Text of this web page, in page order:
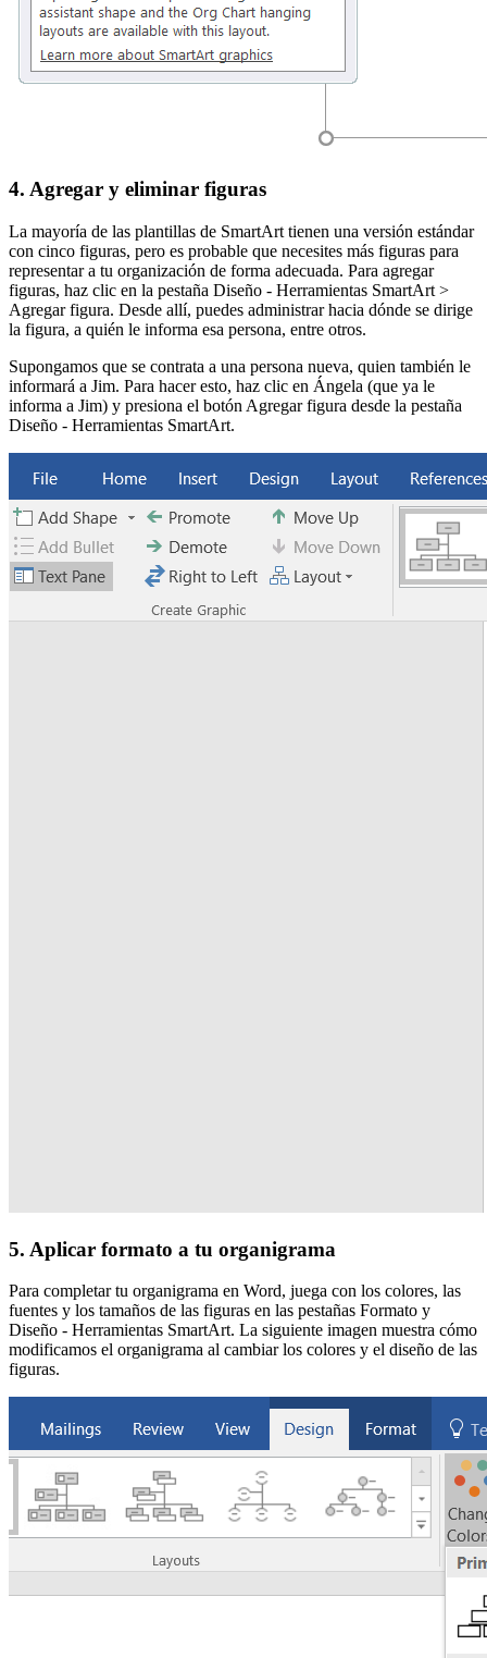
4. Agregar y eliminar figuras
La mayoría de las plantillas de SmartArt tienen una versión estándar
con cinco figuras, pero es probable que necesites más figuras para
representar a tu organización de forma adecuada. Para agregar
figuras, haz clic en la pestaña Diseño - Herramientas SmartArt >
Agregar figura. Desde allí, puedes administrar hacia dónde se dirige
la figura, a quién le informa esa persona, entre otros.
Supongamos que se contrata a una persona nueva, quien también le
informará a Jim. Para hacer esto, haz clic en Ángela (que ya le
informa a Jim) y presiona el botón Agregar figura desde la pestaña
Diseño - Herramientas SmartArt.
5. Aplicar formato a tu organigrama
Para completar tu organigrama en Word, juega con los colores, las
fuentes y los tamaños de las figuras en las pestañas Formato y
Diseño - Herramientas SmartArt. La siguiente imagen muestra cómo
modificamos el organigrama al cambiar los colores y el diseño de las
figuras.